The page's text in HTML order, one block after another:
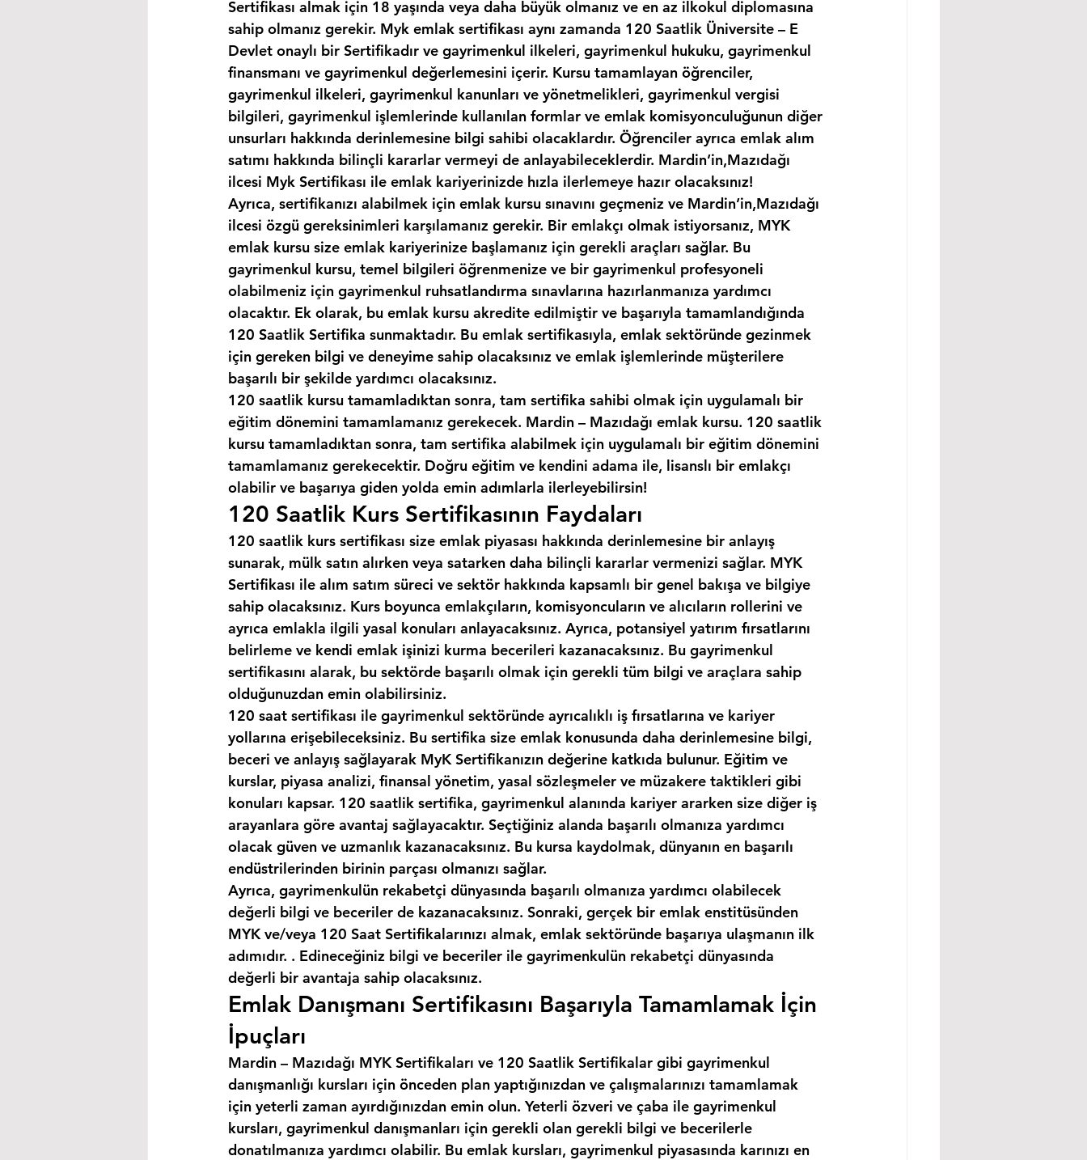
Sertifikası almak için 18 yaşında veya daha büyük olmanız ve en az ilkokul diplomasına
sahip olmanız gerekir. Myk emlak sertifikası aynı zamanda 120 Saatlik Üniversite – E
Devlet onaylı bir Sertifikadır ve gayrimenkul ilkeleri, gayrimenkul hukuku, gayrimenkul
finansmanı ve gayrimenkul değerlemesini içerir. Kursu tamamlayan öğrenciler,
gayrimenkul ilkeleri, gayrimenkul kanunları ve yönetmelikleri, gayrimenkul vergisi
bilgileri, gayrimenkul işlemlerinde kullanılan formlar ve emlak komisyonculuğunun diğer
unsurları hakkında derinlemesine bilgi sahibi olacaklardır. Öğrenciler ayrıca emlak alım
satımı hakkında bilinçli kararlar vermeyi de anlayabileceklerdir. Mardin’in,Mazıdağı
ilcesi Myk Sertifikası ile emlak kariyerinizde hızla ilerlemeye hazır olacaksınız!
Ayrıca, sertifikanızı alabilmek için emlak kursu sınavını geçmeniz ve Mardin’in,Mazıdağı
ilcesi özgü gereksinimleri karşılamanız gerekir. Bir emlakçı olmak istiyorsanız, MYK
emlak kursu size emlak kariyerinize başlamanız için gerekli araçları sağlar. Bu
gayrimenkul kursu, temel bilgileri öğrenmenize ve bir gayrimenkul profesyoneli
olabilmeniz için gayrimenkul ruhsatlandırma sınavlarına hazırlanmanıza yardımcı
olacaktır. Ek olarak, bu emlak kursu akredite edilmiştir ve başarıyla tamamlandığında
120 Saatlik Sertifika sunmaktadır. Bu emlak sertifikasıyla, emlak sektöründe gezinmek
için gereken bilgi ve deneyime sahip olacaksınız ve emlak işlemlerinde müşterilere
başarılı bir şekilde yardımcı olacaksınız.
120 saatlik kursu tamamladıktan sonra, tam sertifika sahibi olmak için uygulamalı bir
eğitim dönemini tamamlamanız gerekecek. Mardin – Mazıdağı emlak kursu. 120 saatlik
kursu tamamladıktan sonra, tam sertifika alabilmek için uygulamalı bir eğitim dönemini
tamamlamanız gerekecektir. Doğru eğitim ve kendini adama ile, lisanslı bir emlakçı
olabilir ve başarıya giden yolda emin adımlarla ilerleyebilirsin!
120 Saatlik Kurs Sertifikasının Faydaları
120 saatlik kurs sertifikası size emlak piyasası hakkında derinlemesine bir anlayış
sunarak, mülk satın alırken veya satarken daha bilinçli kararlar vermenizi sağlar. MYK
Sertifikası ile alım satım süreci ve sektör hakkında kapsamlı bir genel bakışa ve bilgiye
sahip olacaksınız. Kurs boyunca emlakçıların, komisyoncuların ve alıcıların rollerini ve
ayrıca emlakla ilgili yasal konuları anlayacaksınız. Ayrıca, potansiyel yatırım fırsatlarını
belirleme ve kendi emlak işinizi kurma becerileri kazanacaksınız. Bu gayrimenkul
sertifikasını alarak, bu sektörde başarılı olmak için gerekli tüm bilgi ve araçlara sahip
olduğunuzdan emin olabilirsiniz.
120 saat sertifikası ile gayrimenkul sektöründe ayrıcalıklı iş fırsatlarına ve kariyer
yollarına erişebileceksiniz. Bu sertifika size emlak konusunda daha derinlemesine bilgi,
beceri ve anlayış sağlayarak MyK Sertifikanızın değerine katkıda bulunur. Eğitim ve
kurslar, piyasa analizi, finansal yönetim, yasal sözleşmeler ve müzakere taktikleri gibi
konuları kapsar. 120 saatlik sertifika, gayrimenkul alanında kariyer ararken size diğer iş
arayanlara göre avantaj sağlayacaktır. Seçtiğiniz alanda başarılı olmanıza yardımcı
olacak güven ve uzmanlık kazanacaksınız. Bu kursa kaydolmak, dünyanın en başarılı
endüstrilerinden birinin parçası olmanızı sağlar.
Ayrıca, gayrimenkulün rekabetçi dünyasında başarılı olmanıza yardımcı olabilecek
değerli bilgi ve beceriler de kazanacaksınız. Sonraki, gerçek bir emlak enstitüsünden
MYK ve/veya 120 Saat Sertifikalarınızı almak, emlak sektöründe başarıya ulaşmanın ilk
adımıdır. . Edineceğiniz bilgi ve beceriler ile gayrimenkulün rekabetçi dünyasında
değerli bir avantaja sahip olacaksınız.
Emlak Danışmanı Sertifikasını Başarıyla Tamamlamak İçin
İpuçları
Mardin – Mazıdağı MYK Sertifikaları ve 120 Saatlik Sertifikalar gibi gayrimenkul
danışmanlığı kursları için önceden plan yaptığınızdan ve çalışmalarınızı tamamlamak
için yeterli zaman ayırdığınızdan emin olun. Yeterli özveri ve çaba ile gayrimenkul
kursları, gayrimenkul danışmanları için gerekli olan gerekli bilgi ve becerilerle
donatılmanıza yardımcı olabilir. Bu emlak kursları, gayrimenkul piyasasında karınızı en